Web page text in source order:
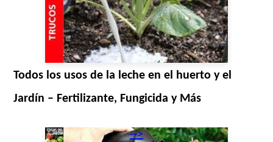
Todos los usos de la leche en el huerto y el
Jardín – Fertilizante, Fungicida y Más
-->